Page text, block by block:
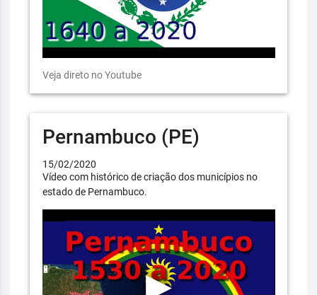
Veja direto no Youtube
Pernambuco (PE)
15/02/2020
Vídeo com histórico de criação dos municípios no
estado de Pernambuco.